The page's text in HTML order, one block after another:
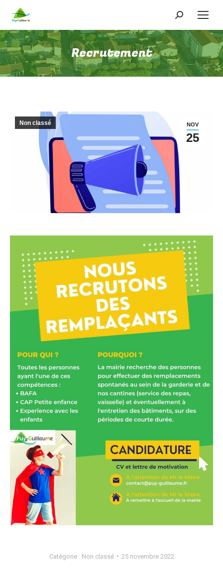
Recherche
:
Recrutement
NOV
25
Non classé
Catégorie : Non classé 25 novembre 2022